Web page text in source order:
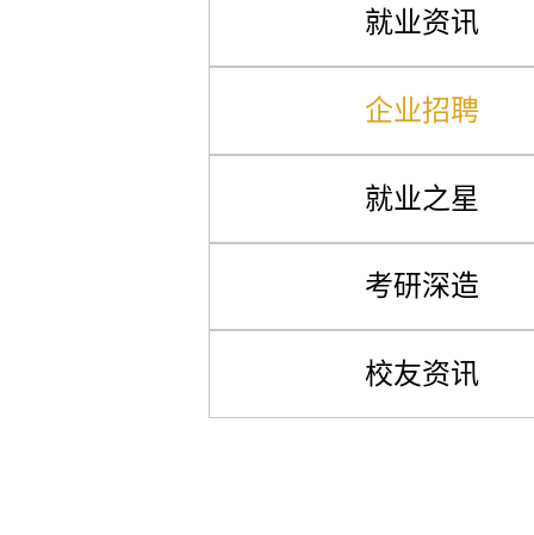
就业资讯
企业招聘
就业之星
考研深造
校友资讯